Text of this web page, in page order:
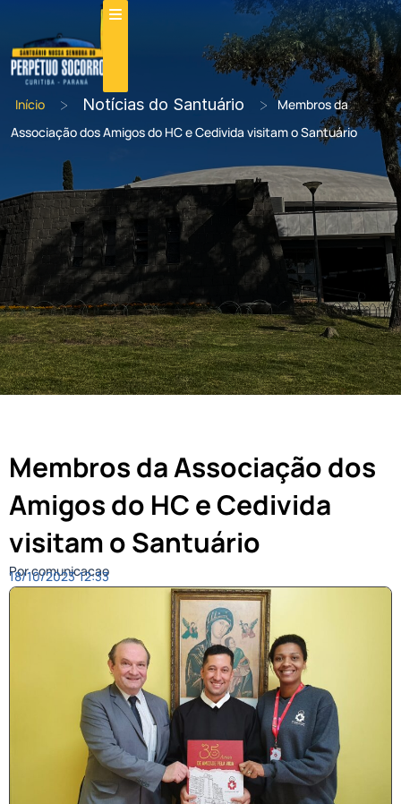
Início > Notícias do Santuário >
Membros da
Associação dos Amigos do HC e Cedivida visitam o Santuário
Membros da Associação dos
Amigos do HC e Cedivida
visitam o Santuário
Por comunicacao
18/10/2023 12:33